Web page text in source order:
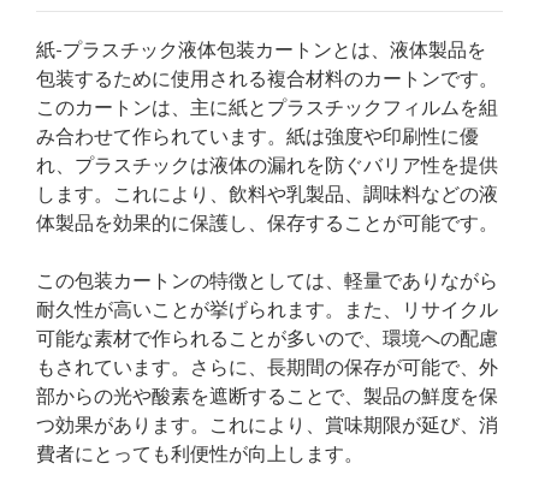
紙-プラスチック液体包装カートンとは、液体製品を
包装するために使用される複合材料のカートンです。
このカートンは、主に紙とプラスチックフィルムを組
み合わせて作られています。紙は強度や印刷性に優
れ、プラスチックは液体の漏れを防ぐバリア性を提供
します。これにより、飲料や乳製品、調味料などの液
体製品を効果的に保護し、保存することが可能です。
この包装カートンの特徴としては、軽量でありながら
耐久性が高いことが挙げられます。また、リサイクル
可能な素材で作られることが多いので、環境への配慮
もされています。さらに、長期間の保存が可能で、外
部からの光や酸素を遮断することで、製品の鮮度を保
つ効果があります。これにより、賞味期限が延び、消
費者にとっても利便性が向上します。